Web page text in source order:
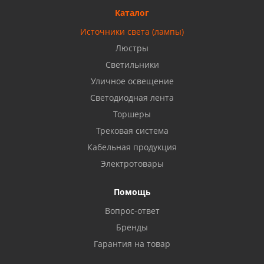
Бузулук, ул. Октябрьская, 24
Балаково, ул. Комарова, 55
Октябрьский, ул. Свердлова, 28
Азнакаево, ул. Булгар, 2. ТЦ "Акчарлак"
Стерлитамак, ул. Вокзальная, 13
Каталог
Источники света (лампы)
Люстры
Светильники
Уличное освещение
Светодиодная лента
Торшеры
Трековая система
Кабельная продукция
Электротовары
Помощь
Вопрос-ответ
Бренды
Гарантия на товар